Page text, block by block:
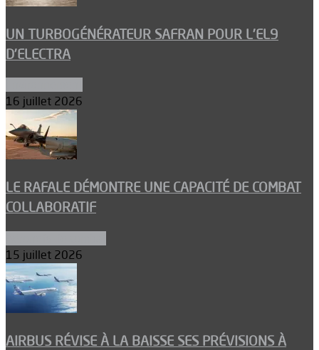
UN TURBOGÉNÉRATEUR SAFRAN POUR L’EL9
D’ELECTRA
16 juillet 2026
LE RAFALE DÉMONTRE UNE CAPACITÉ DE COMBAT
COLLABORATIF
15 juillet 2026
AIRBUS RÉVISE À LA BAISSE SES PRÉVISIONS À